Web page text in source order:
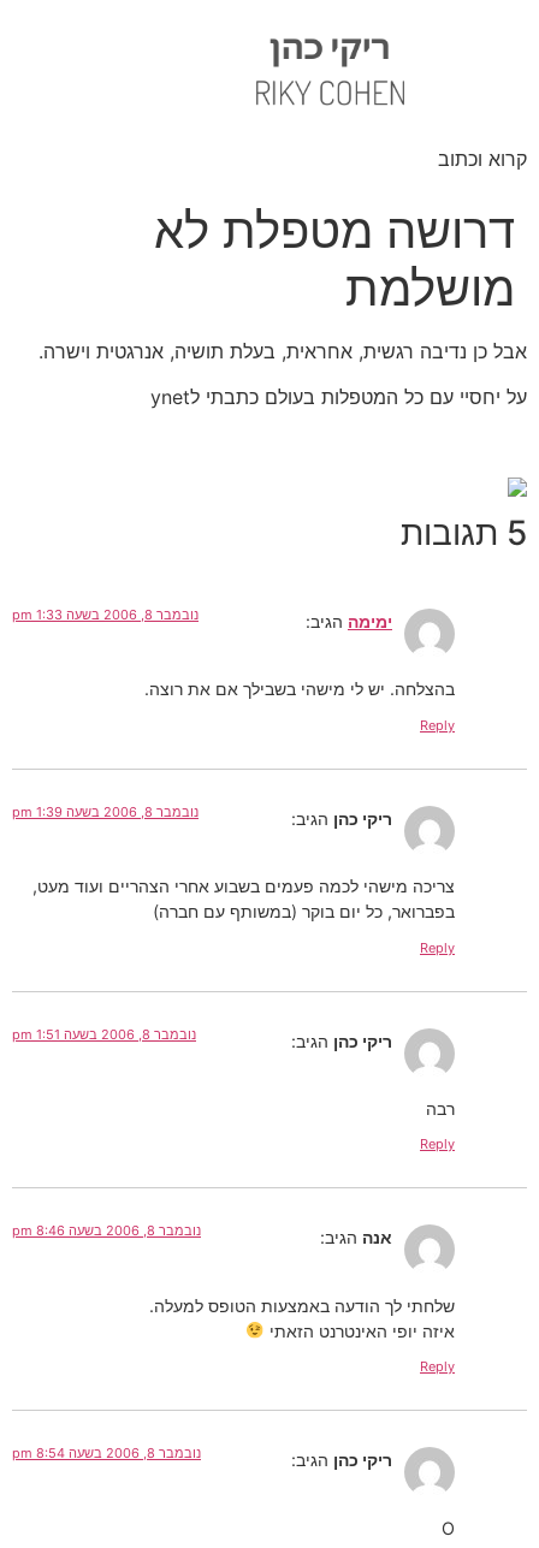
קרוא וכתוב
דרושה מטפלת לא
מושלמת
אבל כן נדיבה רגשית, אחראית, בעלת תושיה, אנרגטית וישרה.
על יחסיי עם כל המטפלות בעולם כתבתי לynet
5 תגובות
ימימה הגיב: נובמבר 8, 2006 בשעה 1:33 pm
בהצלחה. יש לי מישהי בשבילך אם את רוצה.
Reply
ריקי כהן הגיב: נובמבר 8, 2006 בשעה 1:39 pm
צריכה מישהי לכמה פעמים בשבוע אחרי הצהריים ועוד מעט,
בפברואר, כל יום בוקר (במשותף עם חברה)
Reply
ריקי כהן הגיב: נובמבר 8, 2006 בשעה 1:51 pm
רבה
Reply
אנה הגיב: נובמבר 8, 2006 בשעה 8:46 pm
שלחתי לך הודעה באמצעות הטופס למעלה.
איזה יופי האינטרנט הזאתי
Reply
ריקי כהן הגיב: נובמבר 8, 2006 בשעה 8:54 pm
O